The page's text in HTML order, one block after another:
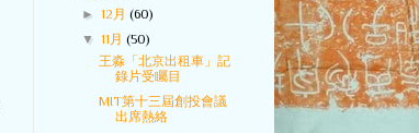
►12月(60)
▼11月(50)
王淼「北京出租車」記
錄片受矚目
MIT第十三屆創投會議
出席熱絡